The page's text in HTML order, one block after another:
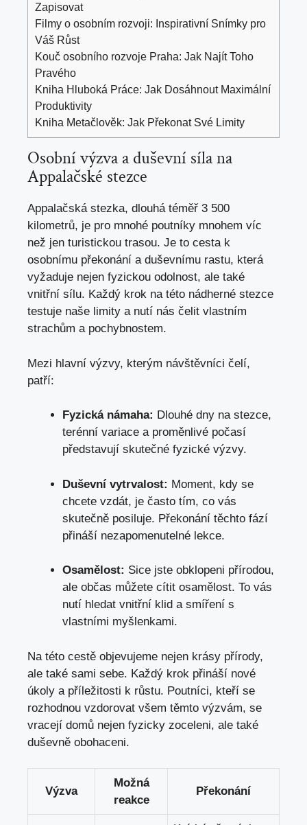
Zapisovat
Filmy o osobním rozvoji: Inspirativní Snímky pro
Váš Růst
Kouč osobního rozvoje Praha: Jak Najít Toho
Pravého
Kniha Hluboká Práce: Jak Dosáhnout Maximální
Produktivity
Kniha Metačlověk: Jak Překonat Své Limity
Osobní výzva a duševní síla na
Appalačské stezce
Appalačská stezka, dlouhá téměř 3 500
kilometrů, je pro mnohé poutníky mnohem víc
než jen turistickou trasou. Je to cesta k
osobnímu překonání a duševnímu rastu, která
vyžaduje nejen fyzickou odolnost, ale také
vnitřní sílu. Každý krok na této nádherné stezce
testuje naše limity a nutí nás čelit vlastním
strachům a pochybnostem.
Mezi hlavní výzvy, kterým návštěvníci čelí,
patří:
Fyzická námaha: Dlouhé dny na stezce,
terénní variace a proměnlivé počasí
představují skutečné fyzické výzvy.
Duševní vytrvalost: Moment, kdy se
chcete vzdát, je často tím, co vás
skutečně posiluje. Překonání těchto fází
přináší nezapomenutelné lekce.
Osamělost: Sice jste obklopeni přírodou,
ale občas můžete cítit osamělost. To vás
nutí hledat vnitřní klid a smíření s
vlastními myšlenkami.
Na této cestě objevujeme nejen krásy přírody,
ale také sami sebe. Každý krok přináší nové
úkoly a příležitosti k růstu. Poutníci, kteří se
rozhodnou vzdorovat všem těmto výzvám, se
vracejí domů nejen fyzicky zoceleni, ale také
duševně obohaceni.
Výzva
Možná
reakce
Překonání